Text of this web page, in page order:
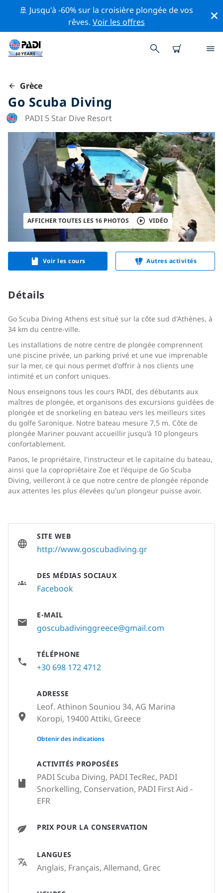
🚢 Jusqu'à -60% sur la croisière plongée de vos
rêves. Voir les offres
Grèce
Go Scuba Diving
PADI 5 Star Dive Resort
AFFICHER TOUTES LES 16 PHOTOS VIDÉO
Voir les cours Autres activités
Détails
Go Scuba Diving Athens est situé sur la côte sud d'Athènes, à
34 km du centre-ville.
Les installations de notre centre de plongée comprennent
une piscine privée, un parking privé et une vue imprenable
sur la mer, ce qui nous permet d'offrir à nos clients une
intimité et un confort uniques.
Nous enseignons tous les cours PADI, des débutants aux
maîtres de plongée, et organisons des excursions guidées de
plongée et de snorkeling en bateau vers les meilleurs sites
du golfe Saronique. Notre bateau mesure 7,5 m. Côte de
plongée Mariner pouvant accueillir jusqu'à 10 plongeurs
confortablement.
Panos, le propriétaire, l'instructeur et le capitaine du bateau,
ainsi que la copropriétaire Zoe et l'équipe de Go Scuba
Diving, veilleront à ce que notre centre de plongée réponde
aux attentes les plus élevées qu'un plongeur puisse avoir.
ACTIVITÉS PROPOSÉES
PADI Scuba Diving, PADI TecRec, PADI
Snorkelling, Conservation, PADI First Aid -
EFR
PRIX POUR LA CONSERVATION
LANGUES
Anglais, Français, Allemand, Grec
SITE WEB
http://www.goscubadiving.gr
DES MÉDIAS SOCIAUX
Facebook
E-MAIL
goscubadivinggreece@gmail.com
TÉLÉPHONE
+30 698 172 4712
ADRESSE
Leof. Athinon Souniou 34, AG Marina
Koropi, 19400 Attiki, Greece
None
Obtenir des indications